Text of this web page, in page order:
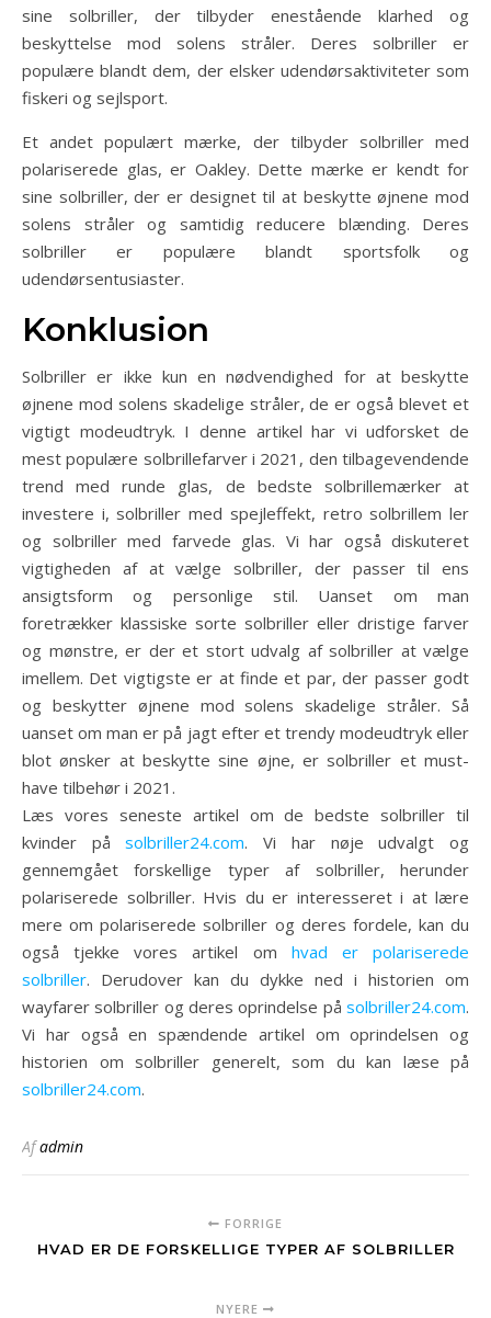
sine solbriller, der tilbyder enestående klarhed og
beskyttelse mod solens stråler. Deres solbriller er
populære blandt dem, der elsker udendørsaktiviteter som
fiskeri og sejlsport.
Et andet populært mærke, der tilbyder solbriller med
polariserede glas, er Oakley. Dette mærke er kendt for
sine solbriller, der er designet til at beskytte øjnene mod
solens stråler og samtidig reducere blænding. Deres
solbriller er populære blandt sportsfolk og
udendørsentusiaster.
Konklusion
Solbriller er ikke kun en nødvendighed for at beskytte
øjnene mod solens skadelige stråler, de er også blevet et
vigtigt modeudtryk. I denne artikel har vi udforsket de
mest populære solbrillefarver i 2021, den tilbagevendende
trend med runde glas, de bedste solbrillemærker at
investere i, solbriller med spejleffekt, retro solbrillem ler
og solbriller med farvede glas. Vi har også diskuteret
vigtigheden af at vælge solbriller, der passer til ens
ansigtsform og personlige stil. Uanset om man
foretrækker klassiske sorte solbriller eller dristige farver
og mønstre, er der et stort udvalg af solbriller at vælge
imellem. Det vigtigste er at finde et par, der passer godt
og beskytter øjnene mod solens skadelige stråler. Så
uanset om man er på jagt efter et trendy modeudtryk eller
blot ønsker at beskytte sine øjne, er solbriller et must-
have tilbehør i 2021.
Læs vores seneste artikel om de bedste solbriller til
kvinder påsolbriller24.com. Vi har nøje udvalgt og
gennemgået forskellige typer af solbriller, herunder
polariserede solbriller. Hvis du er interesseret i at lære
mere om polariserede solbriller og deres fordele, kan du
også tjekke vores artikel om hvad er polariserede
solbriller. Derudover kan du dykke ned i historien om
wayfarer solbriller og deres oprindelse på solbriller24.com.
Vi har også en spændende artikel om oprindelsen og
historien om solbriller generelt, som du kan læse på
solbriller24.com.
Afadmin
FORRIGE
HVAD ER DE FORSKELLIGE TYPER AF SOLBRILLER
NYERE